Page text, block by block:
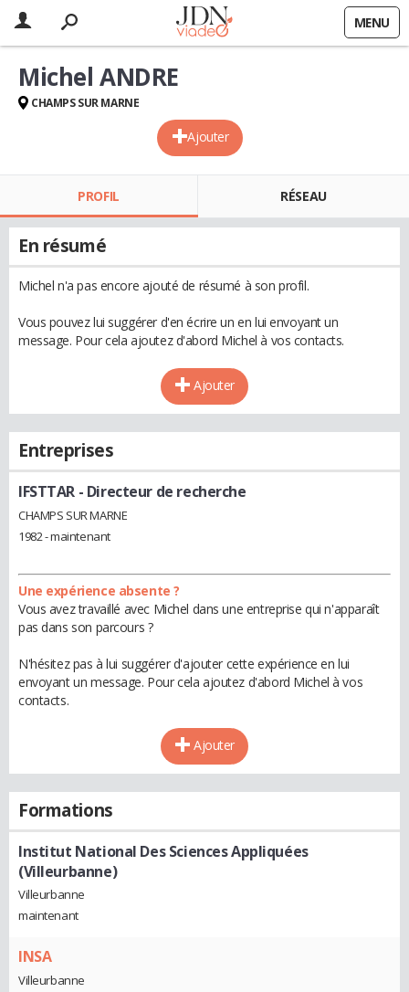
MENU
Ajouter
Michel ANDRE
CHAMPS SUR MARNE
PROFIL RÉSEAU
En résumé
Michel n'a pas encore ajouté de résumé à son profil.
Vous pouvez lui suggérer d'en écrire un en lui envoyant un
message. Pour cela ajoutez d'abord Michel à vos contacts.
Ajouter
Entreprises
IFSTTAR - Directeur de recherche
CHAMPS SUR MARNE
1982 - maintenant
Une expérience absente ?
Vous avez travaillé avec Michel dans une entreprise qui n'apparaît
pas dans son parcours ?
N'hésitez pas à lui suggérer d'ajouter cette expérience en lui
envoyant un message. Pour cela ajoutez d'abord Michel à vos
contacts.
Ajouter
Formations
Institut National Des Sciences Appliquées
(Villeurbanne)
Villeurbanne
maintenant
INSA
Villeurbanne